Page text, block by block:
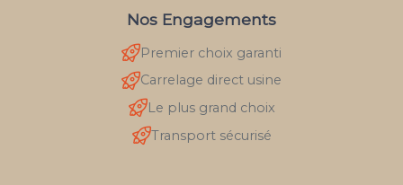
Nos Engagements
Premier choix garanti
Carrelage direct usine
Le plus grand choix
Transport sécurisé